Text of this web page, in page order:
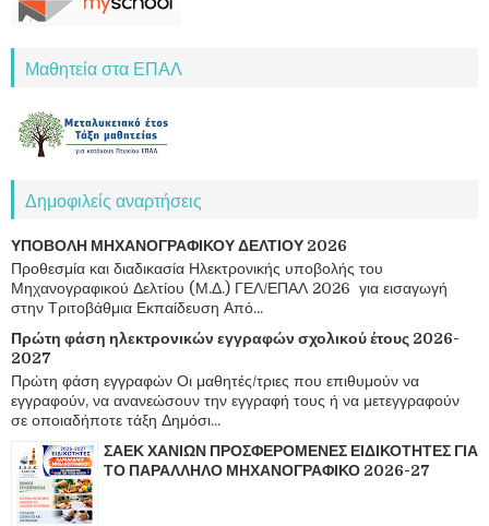
Μαθητεία στα ΕΠΑΛ
Δημοφιλείς αναρτήσεις
ΥΠΟΒΟΛΗ ΜΗΧΑΝΟΓΡΑΦΙΚΟΥ ΔΕΛΤΙΟΥ 2026
Προθεσμία και διαδικασία Ηλεκτρονικής υποβολής του
Μηχανογραφικού Δελτίου (Μ.Δ.) ΓΕΛ/ΕΠΑΛ 2026 για εισαγωγή
στην Τριτοβάθμια Εκπαίδευση Από...
Πρώτη φάση ηλεκτρονικών εγγραφών σχολικού έτους 2026-
2027
Πρώτη φάση εγγραφών Οι μαθητές/τριες που επιθυμούν να
εγγραφούν, να ανανεώσουν την εγγραφή τους ή να μετεγγραφούν
σε οποιαδήποτε τάξη Δημόσι...
ΣΑΕΚ ΧΑΝΙΩΝ ΠΡΟΣΦΕΡΟΜΕΝΕΣ ΕΙΔΙΚΟΤΗΤΕΣ ΓΙΑ
ΤΟ ΠΑΡΑΛΛΗΛΟ ΜΗΧΑΝΟΓΡΑΦΙΚΟ 2026-27